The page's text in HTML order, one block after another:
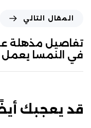
المقال التالي
في النمسا يعمل
قد يعجبك